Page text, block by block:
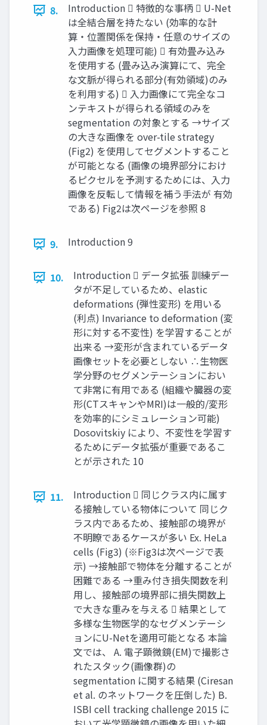
8.
Introduction  特徴的な事柄  U-Net
は全結合層を持たない (効率的な計
算・位置関係を保持・任意のサイズの
入力画像を処理可能)  有効畳み込み
を使用する (畳み込み演算にて、完全
な文脈が得られる部分(有効領域)のみ
を利用する)  入力画像にて完全なコ
ンテキストが得られる領域のみを
segmentation の対象とする →サイズ
の大きな画像を over-tile strategy
(Fig2) を使用してセグメントすること
が可能となる (画像の境界部分におけ
るピクセルを予測するためには、入力
画像を反転して情報を補う手法が 有効
である) Fig2は次ページを参照 8
9. Introduction 9
10.
Introduction  データ拡張 訓練デー
タが不足しているため、elastic
deformations (弾性変形) を用いる
(利点) Invariance to deformation (変
形に対する不変性) を学習することが
出来る →変形が含まれているデータ
画像セットを必要としない ∴生物医
学分野のセグメンテーションにおい
て非常に有用である (組織や臓器の変
形(CTスキャンやMRI)は一般的/変形
を効率的にシミュレーション可能)
Dosovitskiy により、不変性を学習す
るためにデータ拡張が重要であるこ
とが示された 10
11.
Introduction  同じクラス内に属す
る接触している物体について 同じク
ラス内であるため、接触部の境界が
不明瞭であるケースが多い Ex. HeLa
cells (Fig3) (※Fig3は次ページで表
示) →接触部で物体を分離することが
困難である →重み付き損失関数を利
用し、接触部の境界部に損失関数上
で大きな重みを与える  結果として
多様な生物医学的なセグメンテーシ
ョンにU-Netを適用可能となる 本論
文では、 A. 電子顕微鏡(EM)で撮影さ
れたスタック(画像群)の
segmentation に関する結果 (Ciresan
et al. のネットワークを圧倒した) B.
ISBI cell tracking challenge 2015 に